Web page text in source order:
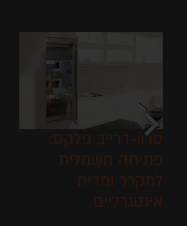
סרוו-דרייב פלקס:
פתיחה חשמלית
למקרר ומדיח
אינטגרליים
chevron_right